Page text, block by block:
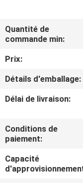
VISITE
D'USINE
CONTRÔLE
DE
NOUS
Quantité de
commande min:
Prix:
Détails d'emballage:
Délai de livraison:
Conditions de
paiement:
Capacité